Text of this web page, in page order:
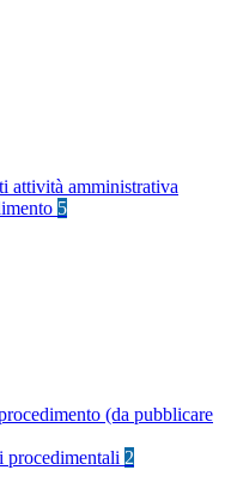
attività amministrativa
5
(da pubblicare
procedimentali 2